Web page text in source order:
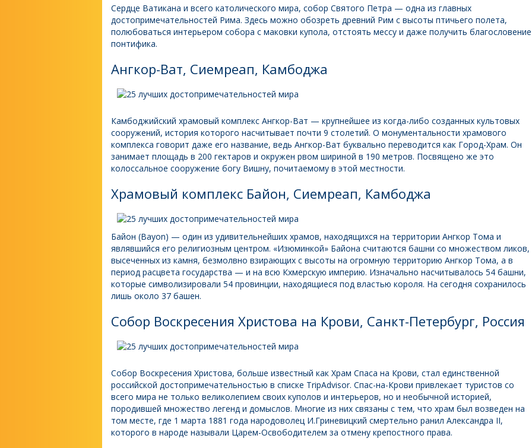
Сердце Ватикана и всего католического мира, собор Святого Петра — одна из главных
достопримечательностей Рима. Здесь можно обозреть древний Рим с высоты птичьего полета,
полюбоваться интерьером собора с маковки купола, отстоять мессу и даже получить благословение
понтифика.
Ангкор-Ват, Сиемреап, Камбоджа
Камбоджийский храмовый комплекс Ангкор-Ват — крупнейшее из когда-либо созданных культовых
сооружений, история которого насчитывает почти 9 столетий. О монументальности храмового
комплекса говорит даже его название, ведь Ангкор-Ват буквально переводится как Город-Храм. Он
занимает площадь в 200 гектаров и окружен рвом шириной в 190 метров. Посвящено же это
колоссальное сооружение богу Вишну, почитаемому в этой местности.
Храмовый комплекс Байон, Сиемреап, Камбоджа
Байон (Bayon) — один из удивительнейших храмов, находящихся на территории Ангкор Тома и
являвшийся его религиозным центром. «Изюминкой» Байона считаются башни со множеством ликов,
высеченных из камня, безмолвно взирающих с высоты на огромную территорию Ангкор Тома, а в
период расцвета государства — и на всю Кхмерскую империю. Изначально насчитывалось 54 башни,
которые символизировали 54 провинции, находящиеся под властью короля. На сегодня сохранилось
лишь около 37 башен.
Собор Воскресения Христова на Крови, Санкт-Петербург, Россия
Собор Воскресения Христова, больше известный как Храм Спаса на Крови, стал единственной
российской достопримечательностью в списке TripAdvisor. Спас-на-Крови привлекает туристов со
всего мира не только великолепием своих куполов и интерьеров, но и необычной историей,
породившей множество легенд и домыслов. Многие из них связаны с тем, что храм был возведен на
том месте, где 1 марта 1881 года народоволец И.Гриневицкий смертельно ранил Александра II,
которого в народе называли Царем-Освободителем за отмену крепостного права.